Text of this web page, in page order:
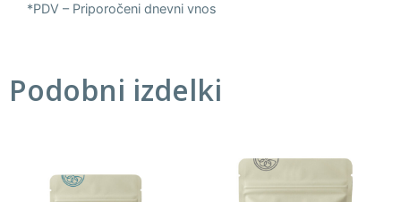
*PDV – Priporočeni dnevni vnos
Podobni izdelki